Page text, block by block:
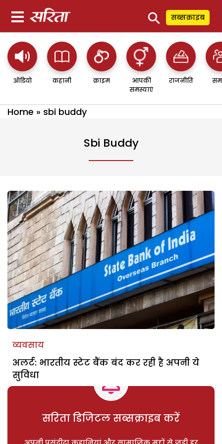
⚲ सब्सक्राइब
ऑडियो कहानी क्राइम
आपकी
समस्याएं
राजनीति
Home » sbi buddy
Sbi Buddy
व्यवसाय
अलर्ट: भारतीय स्टेट बैंक बंद कर रही है अपनी ये
सुविधा
सरिता डिजिटल सब्सक्राइब करें